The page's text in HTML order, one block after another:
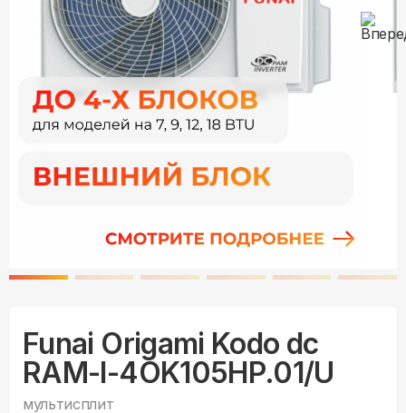
Funai Origami Kodo dc
RAM-I-4OK105HP.01/U
мультисплит